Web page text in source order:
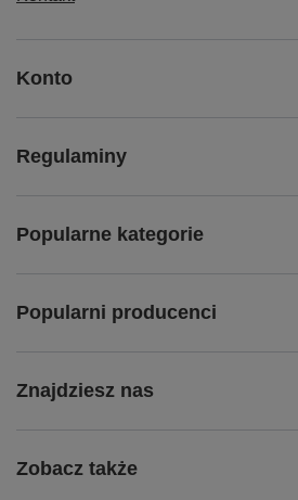
Konto
Regulaminy
Popularne kategorie
Popularni producenci
Znajdziesz nas
Zobacz także